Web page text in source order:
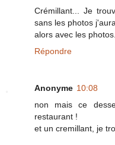
Crémillant... Je
sans les photos
alors avec les
Répondre
Anonyme 10:08
non mais ce
restaurant !
et un cremillant, je